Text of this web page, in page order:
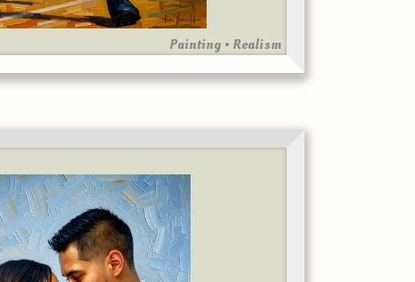
Painting • Realism